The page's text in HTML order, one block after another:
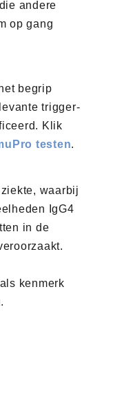
andere
op gang
begrip
trigger-
Klik
testen.
waarbij
IgG4
in de
kenmerk